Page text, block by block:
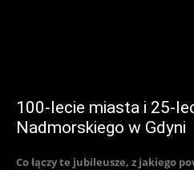
100-lecie miasta i 25-
Nadmorskiego w Gdyni
Co łączy te jubileusze, z jakiego